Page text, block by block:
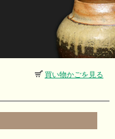
買い物かごを見る